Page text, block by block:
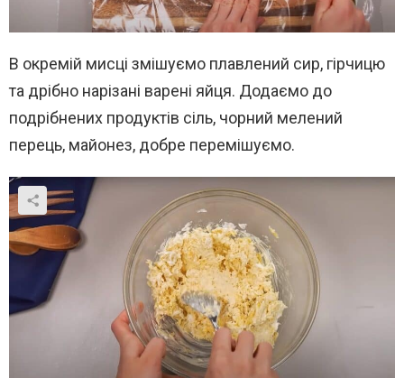
В окремій мисці змішуємо плавлений сир, гірчицю
та дрібно нарізані варені яйця. Додаємо до
подрібнених продуктів сіль, чорний мелений
перець, майонез, добре перемішуємо.